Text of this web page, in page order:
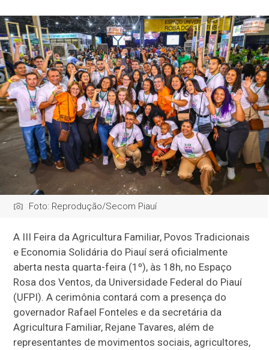
Foto: Reprodução/Secom Piauí
A III Feira da Agricultura Familiar, Povos Tradicionais
e Economia Solidária do Piauí será oficialmente
aberta nesta quarta-feira (1º), às 18h, no Espaço
Rosa dos Ventos, da Universidade Federal do Piauí
(UFPI). A cerimônia contará com a presença do
governador Rafael Fonteles e da secretária da
Agricultura Familiar, Rejane Tavares, além de
representantes de movimentos sociais, agricultores,